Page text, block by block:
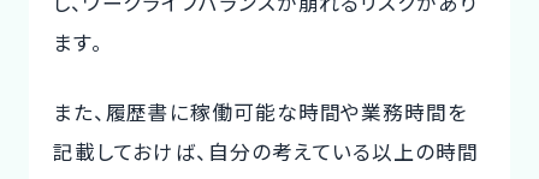
ます。
また、履歴書に稼働可能な時間や業務時間を
記載しておけば、自分の考えている以上の時間